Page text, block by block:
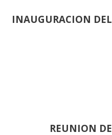
INAUGURACION
REUNION